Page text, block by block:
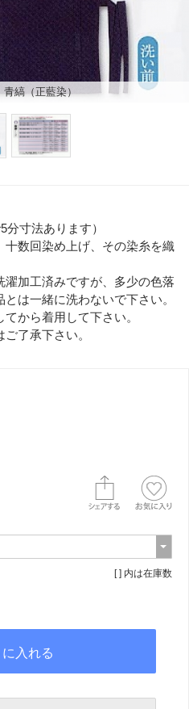
縞（正藍染）
寸法あります）
数回染め上げ、その染糸を織
加工済みですが、多少の色落
は一緒に洗わないで下さい。
から着用して下さい。
了承下さい。
[ ] 内は在庫数